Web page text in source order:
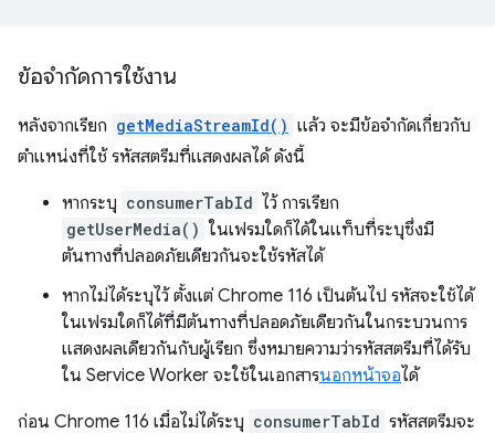
ข้อจำกัดการใช้งาน
หลังจากเรียก getMediaStreamId() แล้ว จะมีข้อจำกัดเกี่ยวกับ
ตำแหน่งที่ใช้ รหัสสตรีมที่แสดงผลได้ ดังนี้
หากระบุ consumerTabId ไว้ การเรียก
getUserMedia() ในเฟรมใดก็ได้ในแท็บที่ระบุซึ่งมี
ต้นทางที่ปลอดภัยเดียวกันจะใช้รหัสได้
หากไม่ได้ระบุไว้ ตั้งแต่ Chrome 116 เป็นต้นไป รหัสจะใช้ได้
ในเฟรมใดก็ได้ที่มีต้นทางที่ปลอดภัยเดียวกันในกระบวนการ
แสดงผลเดียวกันกับผู้เรียก ซึ่งหมายความว่ารหัสสตรีมที่ได้รับ
ใน Service Worker จะใช้ในเอกสารนอกหน้าจอได้
ก่อน Chrome 116 เมื่อไม่ได้ระบุ consumerTabId รหัสสตรีมจะ